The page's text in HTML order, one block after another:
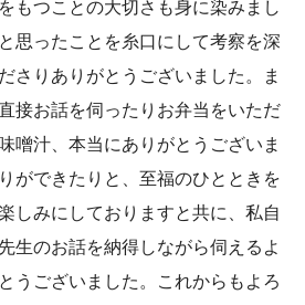
もつことの大切さも身に染みまし
思ったことを糸口にして考察を深
さりありがとうございました。ま
接お話を伺ったりお弁当をいただ
噌汁、本当にありがとうございま
ができたりと、至福のひとときを
しみにしておりますと共に、私自
生のお話を納得しながら伺えるよ
うございました。これからもよろ